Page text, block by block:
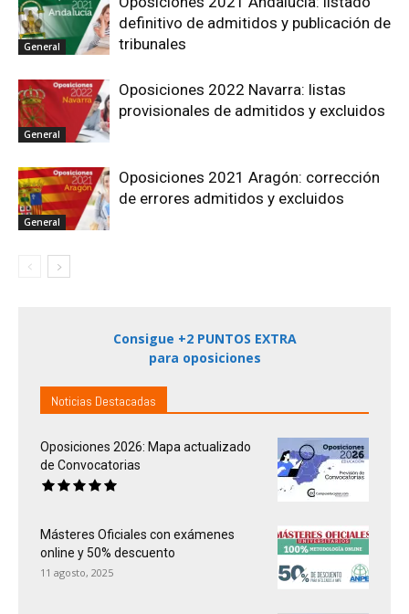
General
definitivo de admitidos y publicación de
tribunales
General
Oposiciones 2022 Navarra: listas
provisionales de admitidos y excluidos
General
Oposiciones 2021 Aragón: corrección
de errores admitidos y excluidos
Consigue +2 PUNTOS EXTRA
para oposiciones
Noticias Destacadas
Oposiciones 2026: Mapa actualizado
de Convocatorias
Másteres Oficiales con exámenes
online y 50% descuento
11 agosto, 2025